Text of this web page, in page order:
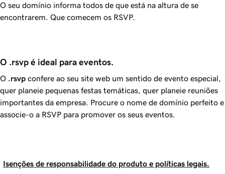
O seu domínio informa todos de que está na altura de se
encontrarem. Que comecem os RSVP.
O .rsvp é ideal para eventos.
O .rsvp confere ao seu site web um sentido de evento especial,
quer planeie pequenas festas temáticas, quer planeie reuniões
importantes da empresa. Procure o nome de domínio perfeito e
associe-o a RSVP para promover os seus eventos.
Isenções de responsabilidade do produto e políticas legais.